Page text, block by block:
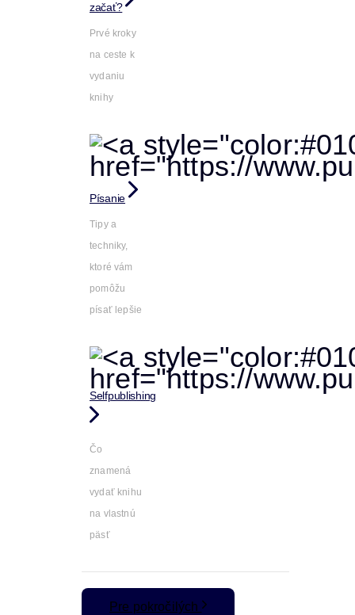
začať?
Prvé kroky
na ceste k
vydaniu
knihy
Písanie
Tipy a
techniky,
ktoré vám
pomôžu
písať lepšie
Selfpublishing
Čo
znamená
vydať knihu
na vlastnú
päsť
Pre pokročilých